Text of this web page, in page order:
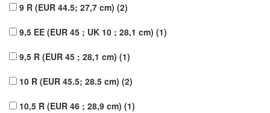
9 R (EUR 44.5; 27,7 cm) (2)
9,5 EE (EUR 45 ; UK 10 ; 28,1 cm) (1)
9,5 R (EUR 45 ; 28,1 cm) (1)
10 R (EUR 45.5; 28.5 cm) (2)
10,5 R (EUR 46 ; 28,9 cm) (1)